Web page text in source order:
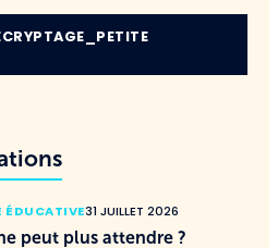
ÉDUCATIVE31 JUILLET 2026
peut plus attendre ?